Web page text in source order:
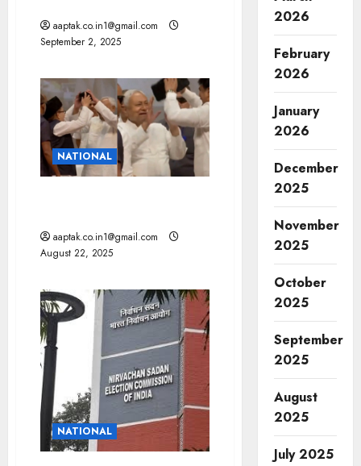
aaptak.co.in1@gmail.com
September 2, 2025
NATIONAL
aaptak.co.in1@gmail.com
August 22, 2025
NATIONAL
2026
February
2026
January
2026
December
2025
November
2025
October
2025
September
2025
August
2025
July 2025